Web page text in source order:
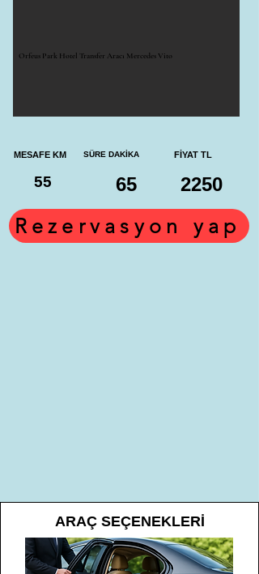
Orfeus Park Hotel Transfer Aracı Mercedes Vito
MESAFE KM
55
SÜRE DAKİKA
65
FİYAT TL
2250
Rezervasyon yap
ARAÇ SEÇENEKLERİ